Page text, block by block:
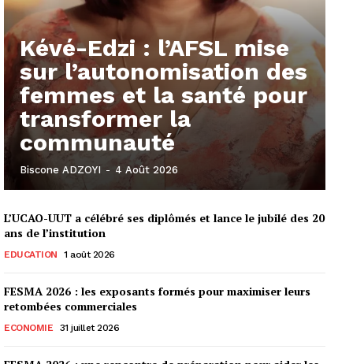
Kévé-Edzi : l’AFSL mise
sur l’autonomisation des
femmes et la santé pour
transformer la
communauté
Biscone ADZOYI - 4 Août 2026
L’UCAO-UUT a célébré ses diplômés et lance le jubilé des 20
ans de l’institution
EDUCATION 1 août 2026
FESMA 2026 : les exposants formés pour maximiser leurs
retombées commerciales
ECONOMIE 31 juillet 2026